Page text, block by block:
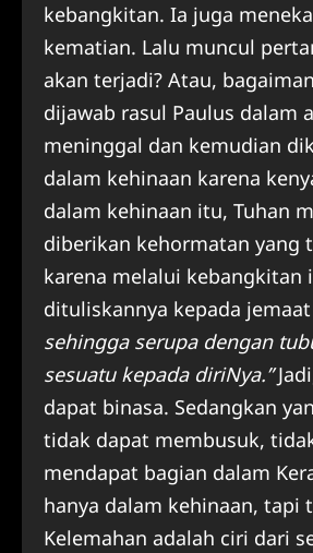
kebangkitan. Ia juga
kematian. Lalu muncul
akan terjadi? Atau,
dijawab rasul Paulus dalam
meninggal dan kemudian
dalam kehinaan karena
dalam kehinaan itu, Tuhan
diberikan kehormatan yang
karena melalui kebangkitan
dituliskannya kepada
sehingga serupa dengan
sesuatu kepada diriNya.”
dapat binasa. Sedangkan
tidak dapat membusuk,
mendapat bagian dalam
hanya dalam kehinaan,
Kelemahan adalah ciri dari